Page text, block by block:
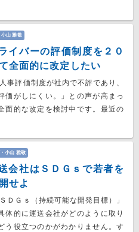
小山 雅敬
イバーの評価制度を２０
全面的に改定したい
事評価制度が社内で不評であり、
価がしにくい。」との声が高まっ
面的な改定を検討中です。最近の
小山 雅敬
会社はＳＤＧｓで若者を
せよ
ＤＧｓ（持続可能な開発目標）」
体的に運送会社がどのように取り
う役立つのかがわかりません。す